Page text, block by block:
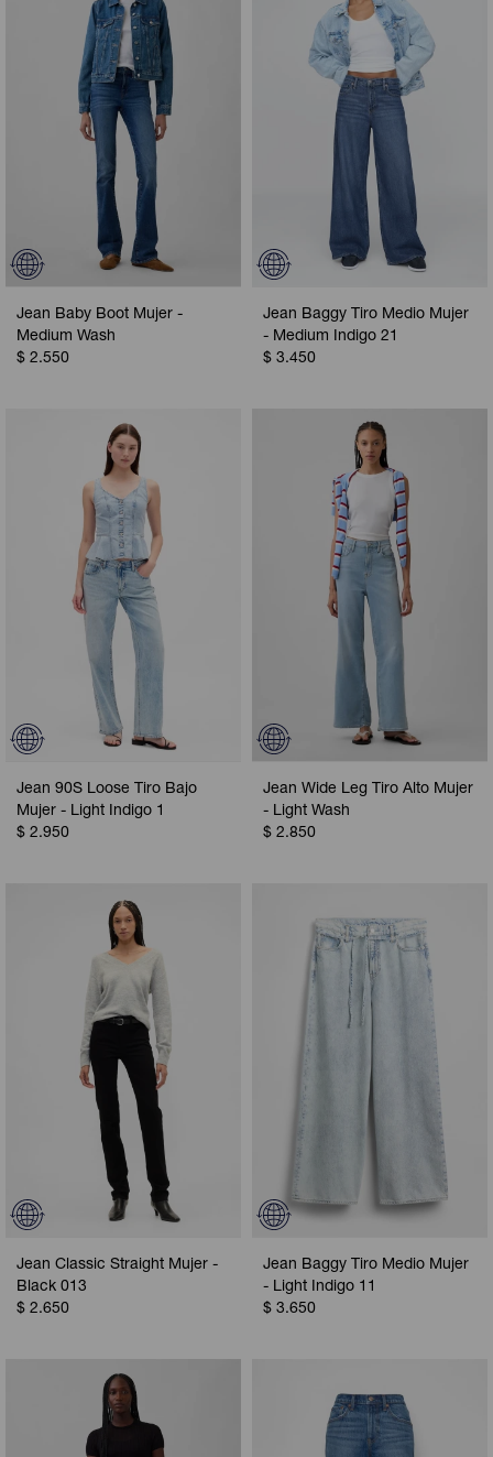
Jean Baby Boot Mujer -
Medium Wash
$ 2.550
Jean Baggy Tiro Medio Mujer
- Medium Indigo 21
$ 3.450
Jean 90S Loose Tiro Bajo
Mujer - Light Indigo 1
$ 2.950
Jean Wide Leg Tiro Alto Mujer
- Light Wash
$ 2.850
Jean Classic Straight Mujer -
Black 013
$ 2.650
Jean Baggy Tiro Medio Mujer
- Light Indigo 11
$ 3.650
Camperas
Musculosas
Vestidos y polleras
Pijamas
Calzas
Camperas
Chalecos
Ropa interior
Polos
Camperas
Chalecos
Ropa interior
Pijamas
Camperas
Pijamas